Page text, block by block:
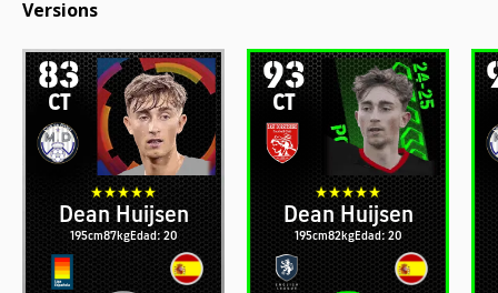
Versions
83
CT
Dean Huijsen
195cm87kgEdad: 20
93
CT
Dean Huijsen
195cm82kgEdad: 20